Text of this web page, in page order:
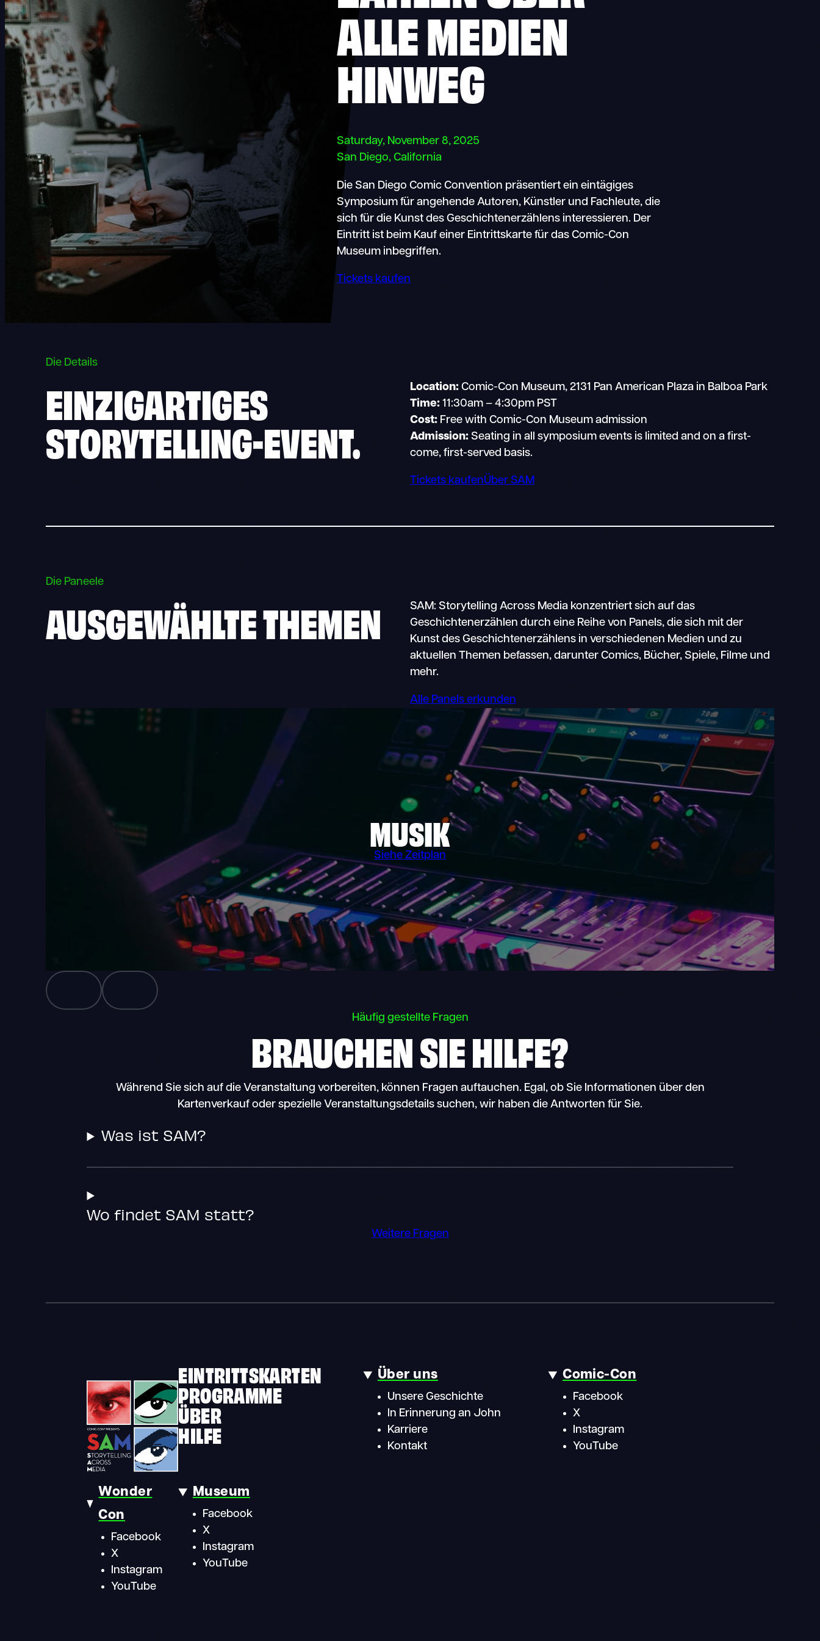
ALLE MEDIEN
HINWEG
Saturday, November 8, 2025
San Diego, California
Die San Diego Comic Convention präsentiert ein eintägiges
Symposium für angehende Autoren, Künstler und Fachleute, die
sich für die Kunst des Geschichtenerzählens interessieren. Der
Eintritt ist beim Kauf einer Eintrittskarte für das Comic-Con
Museum inbegriffen.
Tickets kaufen
Die Details
EINZIGARTIGES
STORYTELLING-EVENT.
Location: Comic-Con Museum, 2131 Pan American Plaza in Balboa Park
Time: 11:30am – 4:30pm PST
Cost: Free with Comic-Con Museum admission
Admission: Seating in all symposium events is limited and on a first-
come, first-served basis.
Tickets kaufenÜber SAM
Die Paneele
AUSGEWÄHLTETHEMEN
SAM: Storytelling Across Media konzentriert sich auf das
Geschichtenerzählen durch eine Reihe von Panels, die sich mit der
Kunst des Geschichtenerzählens in verschiedenen Medien und zu
aktuellen Themen befassen, darunter Comics, Bücher, Spiele, Filme und
mehr.
Alle Panels erkunden
MUSIK
Siehe Zeitplan
Häufig gestellte Fragen
BRAUCHEN SIE HILFE?
Während Sie sich auf die Veranstaltung vorbereiten, können Fragen auftauchen. Egal, ob Sie Informationen über den
Kartenverkauf oder spezielle Veranstaltungsdetails suchen, wir haben die Antworten für Sie.
Was ist SAM?
Wo findet SAM statt?
Weitere Fragen
EINTRITTSKARTEN
PROGRAMME
ÜBER
HILFE
Über uns
Unsere Geschichte
In Erinnerung an John
Karriere
Kontakt
Comic-Con
Facebook
X
Instagram
YouTube
Wonder
Con
Facebook
X
Instagram
YouTube
Museum
Facebook
X
Instagram
YouTube